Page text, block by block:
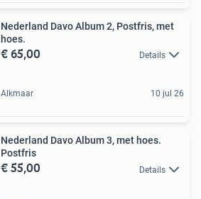
Nederland Davo Album 2, Postfris, met
hoes.
€ 65,00 Details
Alkmaar 10 jul 26
Nederland Davo Album 3, met hoes.
Postfris
€ 55,00 Details